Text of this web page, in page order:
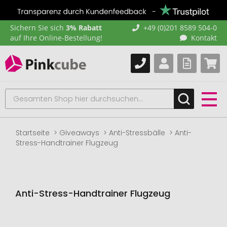
Sichern Sie sich 3% Rabatt
auf Ihre Online-Bestellung!
+49 (0)201 8589 504-0
Kontakt
Startseite Giveaways Anti-Stressbälle
Anti-
Stress-Handtrainer Flugzeug
Anti-Stress-Handtrainer Flugzeug